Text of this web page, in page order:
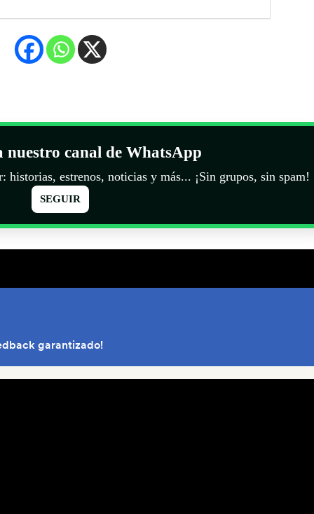
nuestro canal de WhatsApp
estrenos, noticias y más... ¡Sin grupos, sin spam!
SEGUIR